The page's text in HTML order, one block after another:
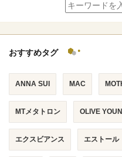
おすすめタグ
ANNA SUI MAC
MTメタトロン OLIVE
エクスビアンス エストール